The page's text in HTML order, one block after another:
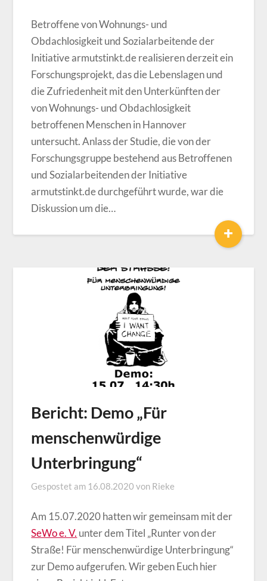
Betroffene von Wohnungs- und
Obdachlosigkeit und Sozialarbeitende der
Initiative armutstinkt.de realisieren derzeit ein
Forschungsprojekt, das die Lebenslagen und
die Zufriedenheit mit den Unterkünften der
von Wohnungs- und Obdachlosigkeit
betroffenen Menschen in Hannover
untersucht. Anlass der Studie, die von der
Forschungsgruppe bestehend aus Betroffenen
und Sozialarbeitenden der Initiative
armutstinkt.de durchgeführt wurde, war die
Diskussion um die…
+
Bericht: Demo „Für
menschenwürdige
Unterbringung“
Gespostet am 16.08.2020 von Rieke
Am 15.07.2020 hatten wir gemeinsam mit der
SeWo e. V. unter dem Titel „Runter von der
Straße! Für menschenwürdige Unterbringung“
zur Demo aufgerufen. Wir geben Euch hier